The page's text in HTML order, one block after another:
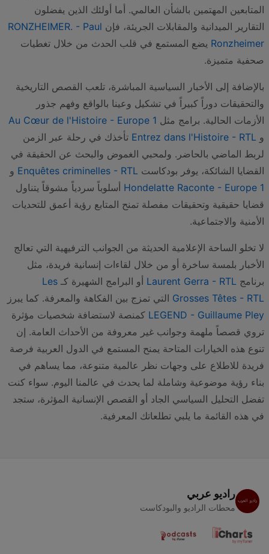
المتابعين المهتمين بالشأن العالمي. أما أولئك الذين يفضلون
التقارير الميدانية والمقابلات الجريئة، فإن RONZHEIMER. - Paul
Ronzheimer يضع المستمع في قلب الحدث من خلال تغطيات
صحفية متميزة.
بالإضافة إلى الأخبار السياسية المباشرة، تلعب القصص التاريخية
والتحقيقات دوراً كبيراً في تشكيل وعينا بالواقع وفهم جذور
الأزمات الحالية. برامج مثل Au Cœur de l'Histoire - Europe 1
و Entrez dans l'Histoire - RTL تأخذك في رحلة عبر الزمن
لربط الماضي بالحاضر. ولمحبي الغموض والبحث عن الحقيقة في
القضايا الشائكة، يوفر بودكاست Enquêtes criminelles - RTL و
Hondelatte Raconte - Europe 1 أسلوباً سردياً مشوقاً يتناول
قضايا حقيقية وتحقيقات مفصلة تمنح المتابع رؤية أعمق للتحديات
الأمنية والاجتماعية.
لا تخلو الساحة الإعلامية الحديثة من الجوانب الترفيهية التي تعالج
الأخبار بلمسة ساخرة أو من خلال لقاءات إنسانية فريدة، مثل
برنامج Laurent Gerra - RTL أو البرامج الشهيرة كـ Les
Grosses Têtes - RTL التي تمزج بين الفكاهة والمعرفة. كما يبرز
LEGEND - Guillaume Pley كمنصة لاستضافة شخصيات مؤثرة
تروي قصصاً ملهمة وجوانب غير معروفة من الأحداث العامة. إن
تنوع هذه الخيارات المتاحة يمنح المستمع في الدول العربية فرصة
فريدة للاطلاع على وجهات نظر عالمية متنوعة، مما يساهم في
بناء رؤية موضوعية وشاملة لما يحدث في عالمنا اليوم. سواء كنت
تفضل التحليل السياسي الجاد أو القصص الإنسانية المؤثرة، ستجد
في هذه القائمة ما يلبي تطلعاتك المعرفية.
راديو عربي
محطات الراديو والبودكاست